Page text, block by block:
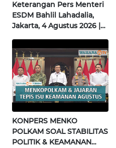
Keterangan Pers Menteri
ESDM Bahlil Lahadalia,
Jakarta, 4 Agustus 2026 |
KONPERS MENKO
POLKAM SOAL STABILITAS
POLITIK & KEAMANAN
JOGJA
WN
JATIM
WN
BALI
WN
KALBAR
WN